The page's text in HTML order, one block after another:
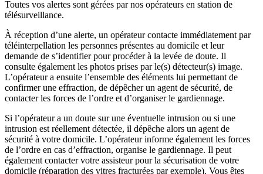
Toutes vos alertes sont gérées par nos opérateurs en station de
télésurveillance.
À réception d’une alerte, un opérateur contacte immédiatement par
téléinterpellation les personnes présentes au domicile et leur
demande de s’identifier pour procéder à la levée de doute. Il
consulte également les photos prises par le(s) détecteur(s) image.
L’opérateur a ensuite l’ensemble des éléments lui permettant de
confirmer une effraction, de dépêcher un agent de sécurité, de
contacter les forces de l’ordre et d’organiser le gardiennage.
Si l’opérateur a un doute sur une éventuelle intrusion ou si une
intrusion est réellement détectée, il dépêche alors un agent de
sécurité à votre domicile. L’opérateur informe également les forces
de l’ordre en cas d’effraction, organise le gardiennage. Il peut
également contacter votre assisteur pour la sécurisation de votre
domicile (réparation des vitres fracturées par exemple). Vous êtes